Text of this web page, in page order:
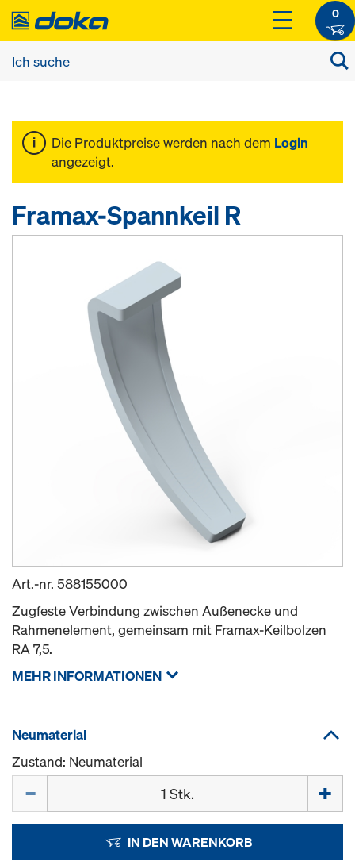
0
Die Produktpreise werden nach dem Login
angezeigt.
Framax-Spannkeil R
Art.-nr. 588155000
Zugfeste Verbindung zwischen Außenecke und
Rahmenelement, gemeinsam mit Framax-Keilbolzen
RA 7,5.
MEHR INFORMATIONEN
Neumaterial
Zustand: Neumaterial
IN DEN WARENKORB